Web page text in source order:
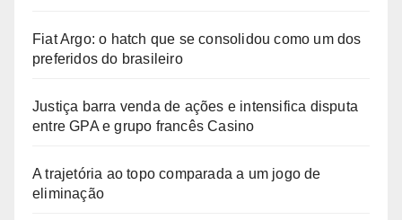
Fiat Argo: o hatch que se consolidou como um dos
preferidos do brasileiro
Justiça barra venda de ações e intensifica disputa
entre GPA e grupo francês Casino
A trajetória ao topo comparada a um jogo de
eliminação